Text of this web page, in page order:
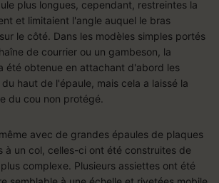
plus longues, cependant, restreintes la
et limitaient l'angle auquel le bras
le côté. Dans les modèles simples portés
de courrier ou un gambeson, la
été obtenue en attachant d'abord les
haut de l'épaule, mais cela a laissé la
du cou non protégé.
avec de grandes épaules de plaques
à un col, celles-ci ont été construites de
complexe. Plusieurs assiettes ont été